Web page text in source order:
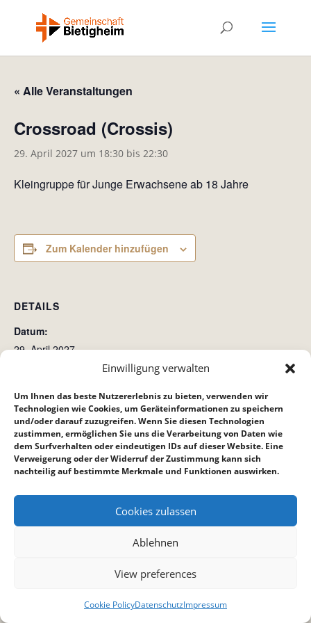
Einwilligung verwalten
Um Ihnen das beste Nutzererlebnis zu bieten, verwenden wir
Technologien wie Cookies, um Geräteinformationen zu speichern
und/oder darauf zuzugreifen. Wenn Sie diesen Technologien
zustimmen, ermöglichen Sie uns die Verarbeitung von Daten wie
dem Surfverhalten oder eindeutigen IDs auf dieser Website. Eine
Verweigerung oder der Widerruf der Zustimmung kann sich
nachteilig auf bestimmte Merkmale und Funktionen auswirken.
Cookies zulassen
Ablehnen
View preferences
Cookie PolicyDatenschutzImpressum
« Alle Veranstaltungen
Crossroad (Crossis)
29. April 2027 um 18:30 bis 22:30
Kleingruppe für Junge Erwachsene ab 18 Jahre
Zum Kalender hinzufügen
DETAILS
Datum:
29. April 2027
Bibelstunde Bietigheim Teenkreis